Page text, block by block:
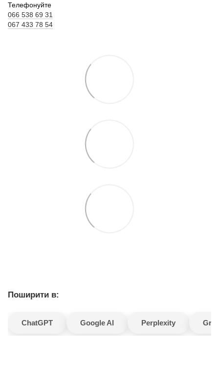
Телефонуйте
066 538 69 31
067 433 78 54
Поширити в:
ChatGPT Google AI Perplexity